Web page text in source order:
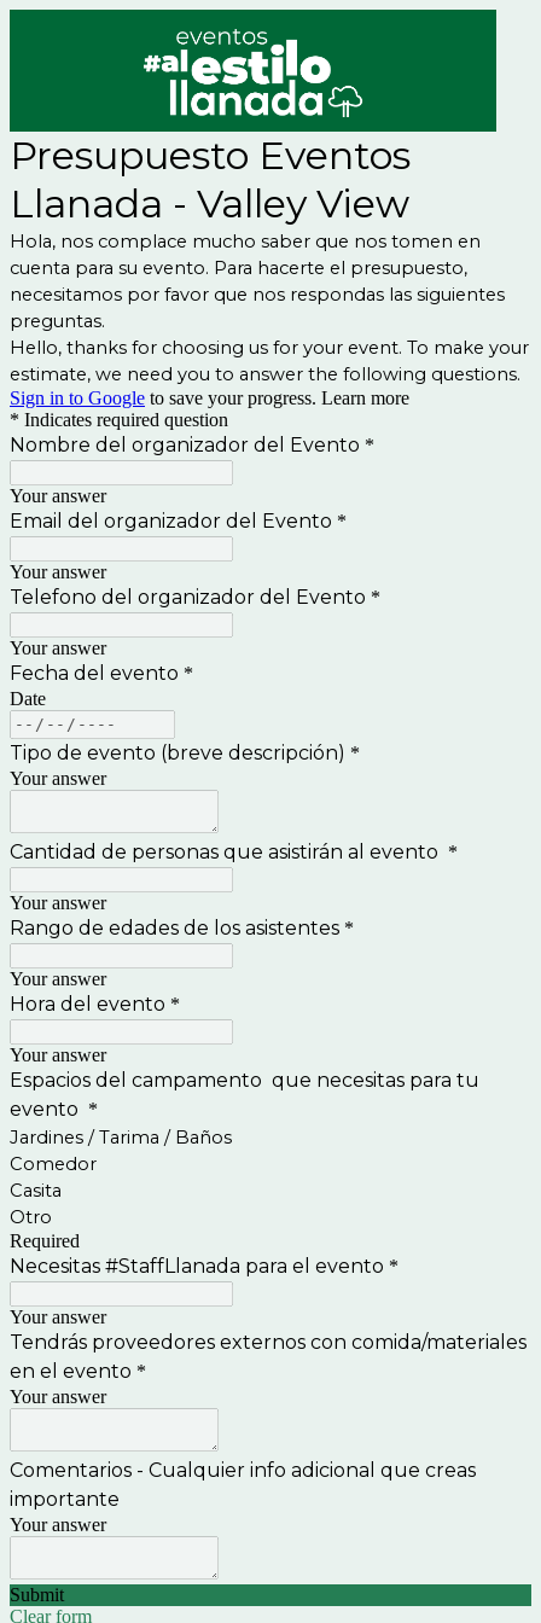
Presupuesto Eventos
Llanada - Valley View
Hola, nos complace mucho saber que nos tomen en
cuenta para su evento. Para hacerte el presupuesto,
necesitamos por favor que nos respondas las siguientes
preguntas.
Hello, thanks for choosing us for your event. To make your
estimate, we need you to answer the following questions.
Sign in to Google to save your progress. Learn more
* Indicates required question
Nombre del organizador del Evento *
Your answer
Email del organizador del Evento *
Your answer
Telefono del organizador del Evento *
Your answer
Fecha del evento *
Date
Tipo de evento (breve descripción) *
Your answer
Cantidad de personas que asistirán al evento *
Your answer
Rango de edades de los asistentes *
Your answer
Hora del evento *
Your answer
Espacios del campamento que necesitas para tu
evento *
Jardines / Tarima / Baños
Comedor
Casita
Otro
Required
Necesitas #StaffLlanada para el evento *
Your answer
Tendrás proveedores externos con comida/materiales
en el evento *
Your answer
Comentarios - Cualquier info adicional que creas
importante
Your answer
Submit
Clear form